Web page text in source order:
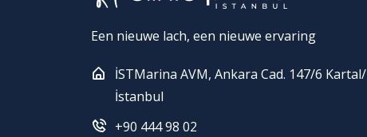
Een nieuwe lach, een nieuwe ervaring
İSTMarina AVM, Ankara Cad. 147/6 Kartal/
İstanbul
+90 444 98 02